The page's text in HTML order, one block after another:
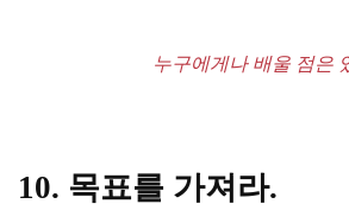
누구에게나 배울 점은
10. 목표를 가져라.